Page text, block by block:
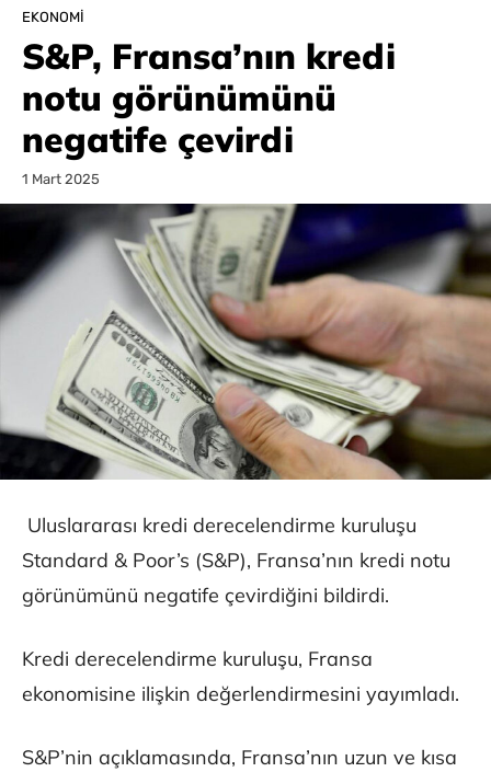
EKONOMI
S&P, Fransa’nın kredi
notu görünümünü
negatife çevirdi
1 Mart 2025
Uluslararası kredi derecelendirme kuruluşu
Standard & Poor’s (S&P), Fransa’nın kredi notu
görünümünü negatife çevirdiğini bildirdi.
Kredi derecelendirme kuruluşu, Fransa
ekonomisine ilişkin değerlendirmesini yayımladı.
S&P’nin açıklamasında, Fransa’nın uzun ve kısa